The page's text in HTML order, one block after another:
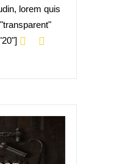
lorem quis